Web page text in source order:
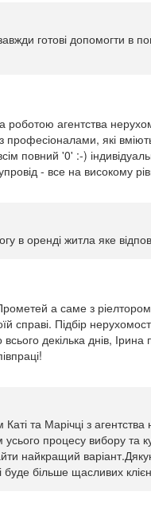
готові допомогти в
роботою агентства
які
повний '0' :-)
- все на високому
в оренді житла яке
а саме з ріелтором
справі. Підбір
декілька днів,
та Марічці з
процесу вибору та
найкращий
більше щасливих